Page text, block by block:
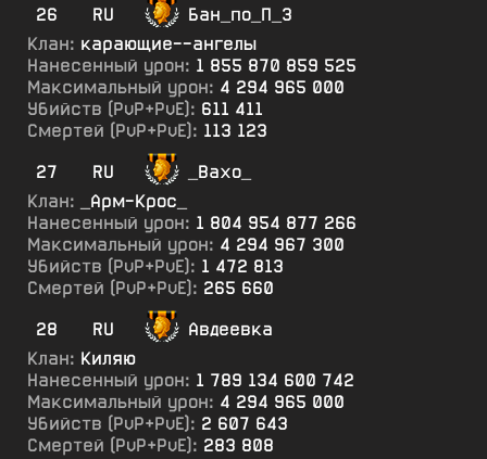
26
RU
Бан_по_П_3
Клан: карающие--ангелы
Нанесенный урон: 1 855 870 859 525
Максимальный урон: 4 294 965 000
Убийств (PvP+PvE): 611 411
Смертей (PvP+PvE): 113 123
27
RU
_Вахо_
Клан:
_Арм-Крос_
Нанесенный урон: 1 804 954 877 266
Максимальный урон: 4 294 967 300
Убийств (PvP+PvE): 1 472 813
Смертей (PvP+PvE): 265 660
28
RU
Авдеевка
Клан: Киляю
Нанесенный урон: 1 789 134 600 742
Максимальный урон: 4 294 965 000
Убийств (PvP+PvE): 2 607 643
Смертей (PvP+PvE): 283 808